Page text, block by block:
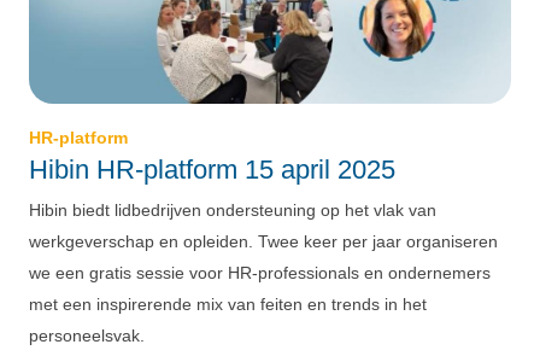
HR-platform
Hibin HR-platform 15 april 2025
Hibin biedt lidbedrijven ondersteuning op het vlak van
werkgeverschap en opleiden. Twee keer per jaar organiseren
we een gratis sessie voor HR-professionals en ondernemers
met een inspirerende mix van feiten en trends in het
personeelsvak.